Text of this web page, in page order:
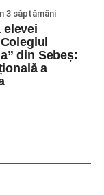
3 săptămâni
elevei
din Sebeș:
a